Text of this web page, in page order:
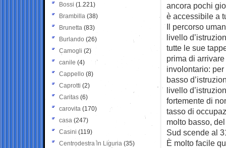
ancora pochi
è accessibile a
Il percorso
livello
tutte le sue
prima di
involontario:
basso
livello
fortemente di
tasso di
molto basso,
Sud scende al
È molto facile
Bossi (1.221)
Brambilla (38)
Brunetta (83)
Burlando (26)
Camogli (2)
canile (4)
Cappello (8)
Caprotti (2)
Caritas (6)
carovita (170)
casa (247)
Casini (119)
Centrodestra in Liguria (35)